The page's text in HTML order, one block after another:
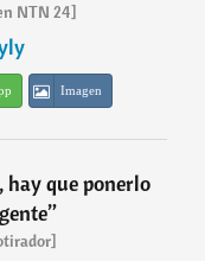
NTN 24]
Imagen
hay que ponerlo
”